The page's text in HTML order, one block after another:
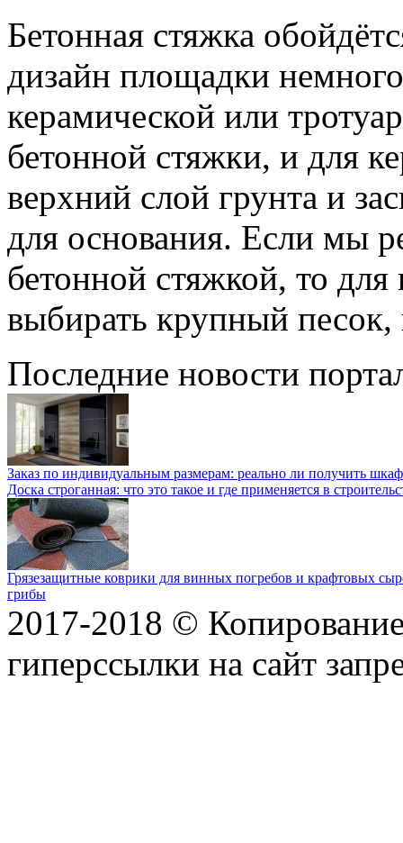
Бетонная стяжка
дизайн площадки
керамической или
бетонной стяжки, и для
верхний слой грунта и
для основания. Если мы
бетонной стяжкой, то
выбирать крупный
Последние новости
Заказ по индивидуальным размерам: реально ли получить
Доска строганная: что это такое и где применяется в
Грязезащитные коврики для винных погребов и крафтовых
грибы
2017-2018 ©
гиперссылки на сайт